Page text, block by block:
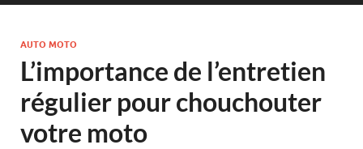
AUTO MOTO
L’importance de l’entretien
régulier pour chouchouter
votre moto